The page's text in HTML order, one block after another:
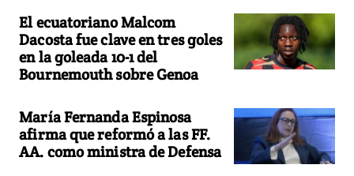
El ecuatoriano Malcom
Dacosta fue clave en tres goles
en la goleada 10-1 del
Bournemouth sobre Genoa
María Fernanda Espinosa
afirma que reformó a las FF.
AA. como ministra de Defensa